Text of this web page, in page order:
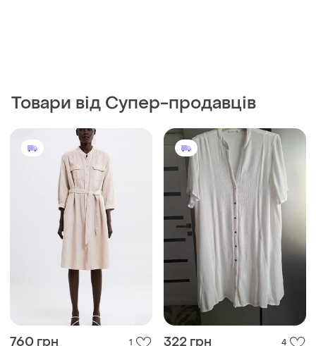
Сукня-сорочка з льону міді
і ще
322 грн
Sinsay
Плаття літнє віскоза
L